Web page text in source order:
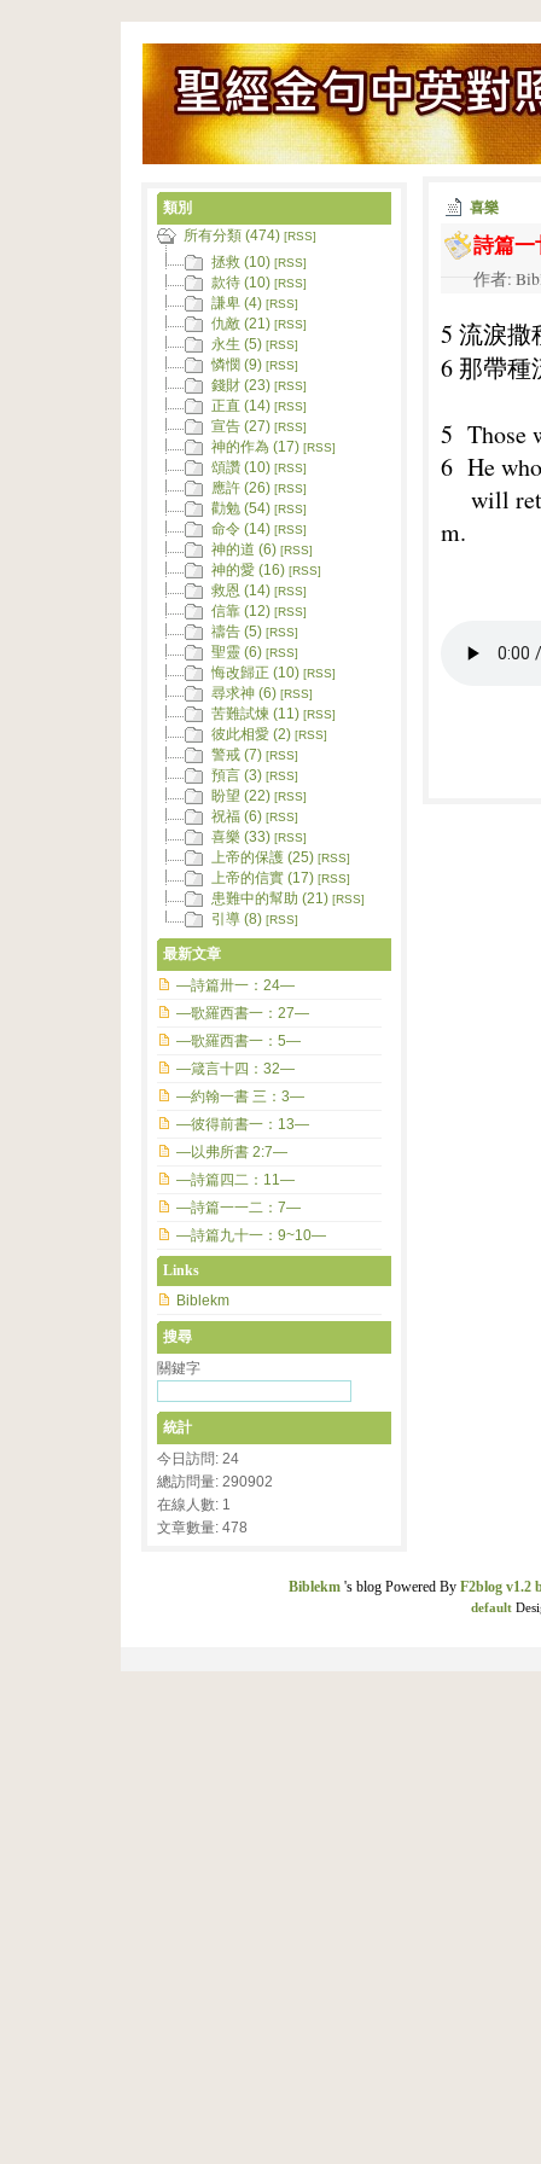
喜樂
詩篇
作者:
5 流淚撒
6 那帶種
5 Those
6 He
will
m.
類別
所有分類 (474) [RSS]
拯救 (10) [RSS]
款待 (10) [RSS]
謙卑 (4) [RSS]
仇敵 (21) [RSS]
永生 (5) [RSS]
憐憫 (9) [RSS]
錢財 (23) [RSS]
正直 (14) [RSS]
宣告 (27) [RSS]
神的作為 (17) [RSS]
頌讚 (10) [RSS]
應許 (26) [RSS]
勸勉 (54) [RSS]
命令 (14) [RSS]
神的道 (6) [RSS]
神的愛 (16) [RSS]
救恩 (14) [RSS]
信靠 (12) [RSS]
禱告 (5) [RSS]
聖靈 (6) [RSS]
悔改歸正 (10) [RSS]
尋求神 (6) [RSS]
苦難試煉 (11) [RSS]
彼此相愛 (2) [RSS]
警戒 (7) [RSS]
預言 (3) [RSS]
盼望 (22) [RSS]
祝福 (6) [RSS]
喜樂 (33) [RSS]
上帝的保護 (25) [RSS]
上帝的信實 (17) [RSS]
患難中的幫助 (21) [RSS]
引導 (8) [RSS]
最新文章
—詩篇卅一：24—
—歌羅西書一：27—
—歌羅西書一：5—
—箴言十四：32—
—約翰一書 三：3—
—彼得前書一：13—
—以弗所書 2:7—
—詩篇四二：11—
—詩篇一一二：7—
—詩篇九十一：9~10—
Links
Biblekm
搜尋
關鍵字
統計
今日訪問: 24
總訪問量: 290902
在線人數: 1
文章數量: 478
Biblekm 's blog Powered By F2blog v1.2
default